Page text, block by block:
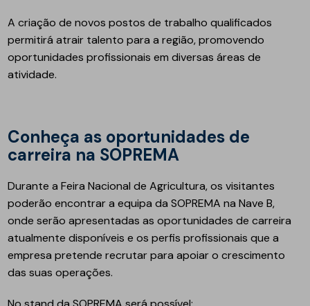
A criação de novos postos de trabalho qualificados
permitirá atrair talento para a região, promovendo
oportunidades profissionais em diversas áreas de
atividade.
Conheça as oportunidades de
carreira na SOPREMA
Durante a Feira Nacional de Agricultura, os visitantes
poderão encontrar a equipa da SOPREMA na Nave B,
onde serão apresentadas as oportunidades de carreira
atualmente disponíveis e os perfis profissionais que a
empresa pretende recrutar para apoiar o crescimento
das suas operações.